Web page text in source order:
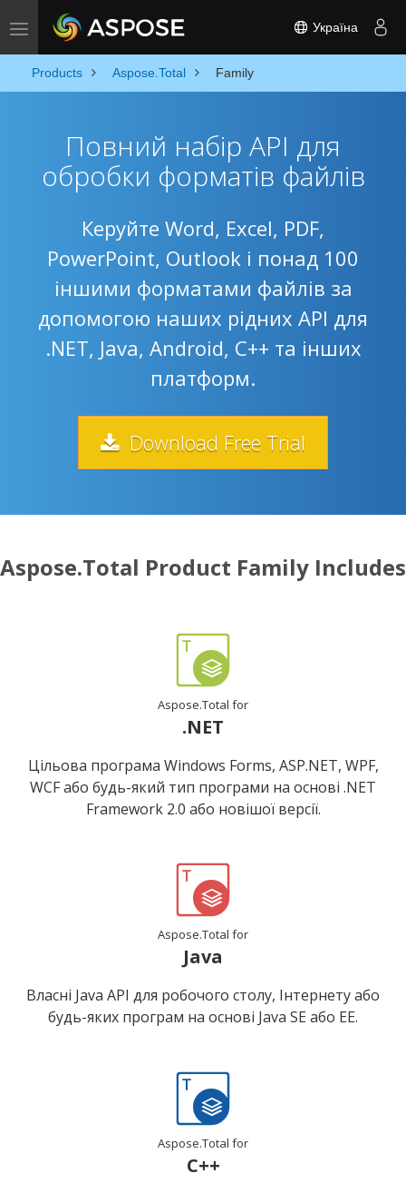
Toggle navigation Україна
Products Aspose.Total Family
Повний набір API для
обробки форматів файлів
Керуйте Word, Excel, PDF,
PowerPoint, Outlook і понад 100
іншими форматами файлів за
допомогою наших рідних API для
.NET, Java, Android, C++ та інших
платформ.
Download Free Trial
Aspose.Total Product Family Includes
Aspose.Total for
.NET
Цільова програма Windows Forms, ASP.NET, WPF,
WCF або будь-який тип програми на основі .NET
Framework 2.0 або новішої версії.
Aspose.Total for
Java
Власні Java API для робочого столу, Інтернету або
будь-яких програм на основі Java SE або EE.
Aspose.Total for
C++